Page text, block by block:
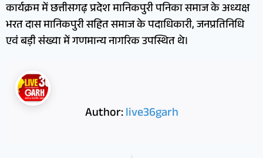
कार्यक्रम में छत्तीसगढ़ प्रदेश मानिकपुरी पनिका समाज के अध्यक्ष
भरत दास मानिकपुरी सहित समाज के पदाधिकारी, जनप्रतिनिधि
एवं बड़ी संख्या में गणमान्य नागरिक उपस्थित थे।
Author:live36garh